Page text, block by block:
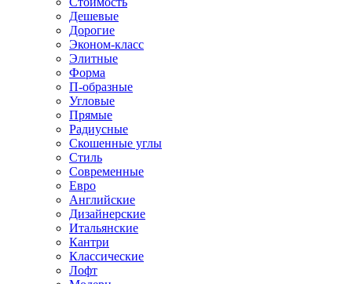
Дешевые
Дорогие
Эконом-класс
Элитные
Форма
П-образные
Угловые
Прямые
Радиусные
Скошенные углы
Стиль
Современные
Евро
Английские
Дизайнерские
Итальянские
Кантри
Классические
Лофт